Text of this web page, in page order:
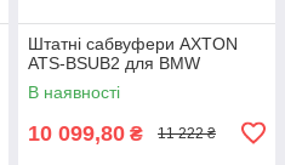
Штатні сабвуфери AXTON
ATS-BSUB2 для BMW
В наявності
10 099,80 ₴ 11 222 ₴